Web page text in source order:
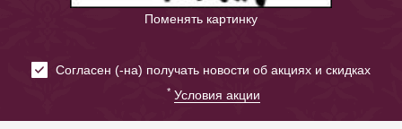
Поменять картинку
Cогласен (-на) получать новости об акциях и скидках
* Условия акции